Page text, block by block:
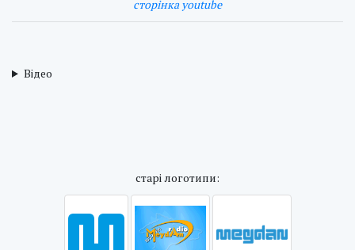
сторінка youtube
Відео
cтарі логотипи: